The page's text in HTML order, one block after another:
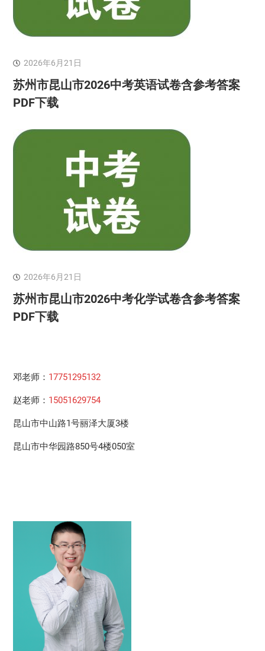
2026年6月21日
苏州市昆山市2026中考英语试卷含参考答案
PDF下载
2026年6月21日
苏州市昆山市2026中考化学试卷含参考答案
PDF下载
邓老师： 17751295132
赵老师： 15051629754
昆山市中山路1号丽泽大厦3楼
昆山市中华园路850号4楼050室